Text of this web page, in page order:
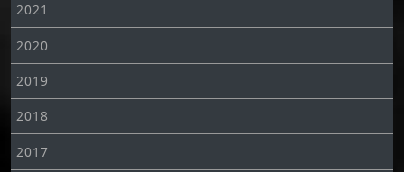
2021
2020
2019
2018
2017